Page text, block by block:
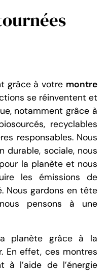
grâce à votre montre
se réinventent et
notamment grâce à
recyclables
responsables. Nous
durable, sociale, nous
la planète et nous
les émissions de
Nous gardons en tête
pensons à une
planète grâce à la
En effet, ces montres
à l’aide de l’énergie